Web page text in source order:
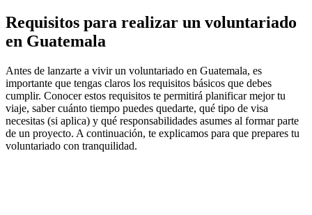
Requisitos para realizar un voluntariado
en Guatemala
Antes de lanzarte a vivir un voluntariado en Guatemala, es
importante que tengas claros los requisitos básicos que debes
cumplir. Conocer estos requisitos te permitirá planificar mejor tu
viaje, saber cuánto tiempo puedes quedarte, qué tipo de visa
necesitas (si aplica) y qué responsabilidades asumes al formar parte
de un proyecto. A continuación, te explicamos para que prepares tu
voluntariado con tranquilidad.